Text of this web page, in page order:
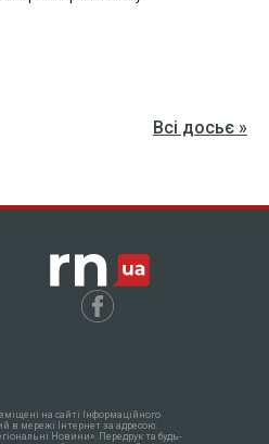
Всі досьє »
на сайті Інформаційного
в мережі Інтернет за адресою:
Новини». Передрук та будь-